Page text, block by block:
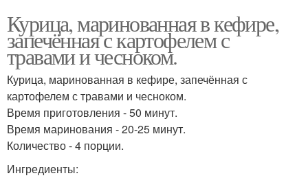
Курица, маринованная в кефире,
запечённая с картофелем с
травами и чесноком.
Курица, маринованная в кефире, запечённая с
картофелем с травами и чесноком.
Время приготовления - 50 минут.
Время маринования - 20-25 минут.
Количество - 4 порции.
Ингредиенты: